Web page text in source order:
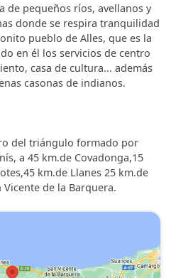
de pequeños ríos, avellanos y
donde se respira tranquilidad
pueblo de Alles, que es la
en él los servicios de centro
casa de cultura... además
casonas de indianos.
del triángulo formado por
a 45 km.de Covadonga,15
km.de Llanes 25 km.de
Vicente de la Barquera.